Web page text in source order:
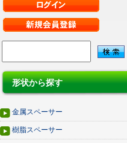
形状から探す
金属スペーサー
樹脂スペーサー